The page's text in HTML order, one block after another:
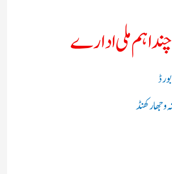
اہم ملی ادارے
و جھارکھنڈ